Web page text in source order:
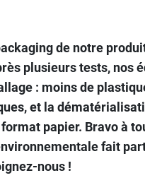
de notre
plusieurs tests, nos
: moins de
et la
papier. Bravo à
fait
nous !